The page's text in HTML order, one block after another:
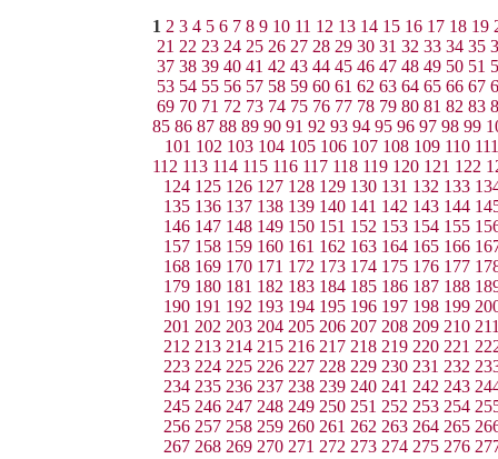
1 2 3 4 5 6 7 8 9 10 11 12 13 14 15 16 17 18 19
21 22 23 24 25 26 27 28 29 30 31 32 33 34 35
37 38 39 40 41 42 43 44 45 46 47 48 49 50 51
53 54 55 56 57 58 59 60 61 62 63 64 65 66 67
69 70 71 72 73 74 75 76 77 78 79 80 81 82 83
85 86 87 88 89 90 91 92 93 94 95 96 97 98 99
101 102 103 104 105 106 107 108 109 110 111
112 113 114 115 116 117 118 119 120 121 122
124 125 126 127 128 129 130 131 132 133
135 136 137 138 139 140 141 142 143 144
146 147 148 149 150 151 152 153 154 155
157 158 159 160 161 162 163 164 165 166
168 169 170 171 172 173 174 175 176 177
179 180 181 182 183 184 185 186 187 188
190 191 192 193 194 195 196 197 198 199
201 202 203 204 205 206 207 208 209 210
212 213 214 215 216 217 218 219 220 221
223 224 225 226 227 228 229 230 231 232
234 235 236 237 238 239 240 241 242 243
245 246 247 248 249 250 251 252 253 254
256 257 258 259 260 261 262 263 264 265
267 268 269 270 271 272 273 274 275 276